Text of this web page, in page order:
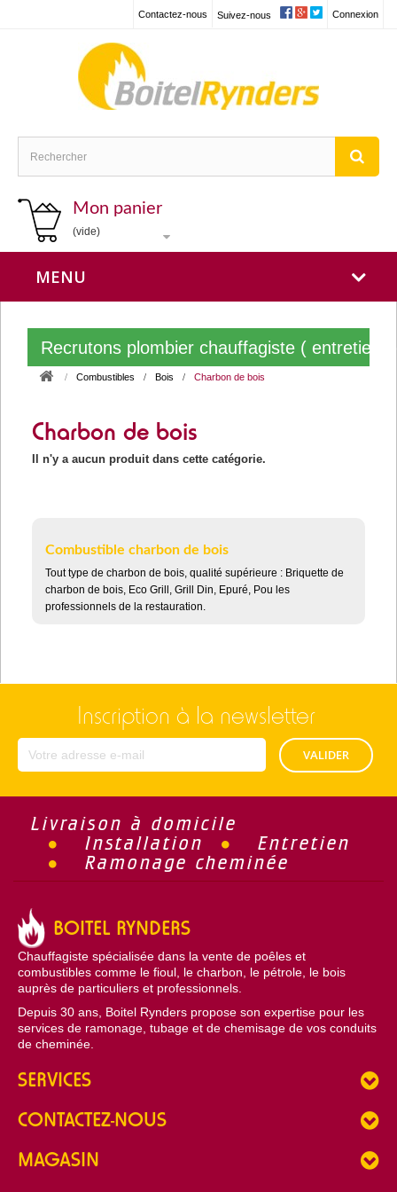
Connexion
Suivez-nous
Contactez-nous
Mon panier
(vide)
MENU
Recrutons plombier chauffagiste ( entretien
Combustibles Bois Charbon de bois
Charbon de bois
Il n'y a aucun produit dans cette catégorie.
Combustible charbon de bois
Tout type de charbon de bois, qualité supérieure : Briquette de
charbon de bois, Eco Grill, Grill Din, Epuré, Pou les
professionnels de la restauration.
Inscription à la newsletter
VALIDER
Livraison à domicile
Installation
Entretien
Ramonage cheminée
BOITEL RYNDERS
Chauffagiste spécialisée dans la vente de poêles et
combustibles comme le fioul, le charbon, le pétrole, le bois
auprès de particuliers et professionnels.
Depuis 30 ans, Boitel Rynders propose son expertise pour les
services de ramonage, tubage et de chemisage de vos conduits
de cheminée.
SERVICES
CONTACTEZ-NOUS
MAGASIN